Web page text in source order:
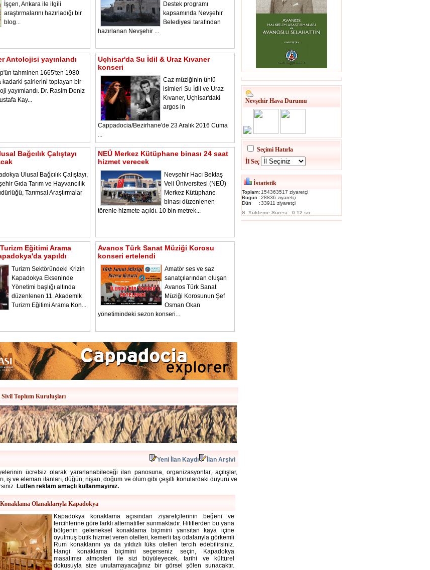
İşçen, Ankara ile ilgili
araştırmalarını hazırladığı bir
blog...
Destek programı
kapsamında Nevşehir
Belediyesi tarafından
hazırlanan Nevşehir ...
Antolojisi yayınlandı
tahminen 1665'ten 1980
kadarki şairlerini toplayan bir
yayımlandı. Dr. Rasim Deniz
Kay...
Uçhisar'da Su İdil & Uraz Kıvaner
konseri
Caz müziğinin ünlü
isimleri Su İdil ve Uraz
Kıvaner, Uçhisar'daki
argos in
Cappadocia/Bezirhane'de 23 Aralık 2016 Cuma
...
Bağcılık Çalıştayı
Ulusal Bağcılık Çalıştayı,
Gıda Tarım ve Hayvancılık
Tarımsal Araştırmalar
NEÜ Merkez Kütüphane binası 24 saat
hizmet verecek
Nevşehir Hacı Bektaş
Veli Üniversitesi (NEÜ)
Merkez Kütüphane
binası düzenlenen
törenle hizmete açıldı. 10 bin metrek...
Eğitimi Arama
yapıldı
Turizm Sektöründeki Krizin
Kapadokya Ekseninde
Yönetimi başlığı altında
düzenlenen 11. Akademik
Turizm Eğitimi Arama Kon...
Avanos Türk Sanat Müziği Korosu
konseri ertelendi
Amatör ses ve saz
sanatçılarından oluşan
Avanos Türk Sanat
Müziği Korosunun Şef
Osman Okan
yönetimindeki sezon konseri...
Sivil Toplum Kuruluşları
Yeni İlan Kaydı
İlan Arşivi
ücretsiz olarak yararlanabileceği ilan panosuna, organizasyonlar, açılışlar,
iş ve eleman ilanları, düğün, nişan, doğum ve ölüm gibi çeşitli konulardaki duyuru ve
Lütfen reklam amaçlı kullanmayınız.
Olanaklarıyla Kapadokya
Kapadokya konaklama
açısından ziyaretçilerinin beğeni ve
tercihlerine göre farklı alternatifler sunmaktadır. Hititlerden bu yana
bölgenin geleneksel konaklama biçimini yansıtan kaya içine
oyulmuş butik hizmet veren otelleri, kemerli taş odalarıyla görkemli
Rum konaklarını ya da yıldızlı lüks otelleri tercih edebilirsiniz.
Hangi konaklama biçimini seçerseniz seçin, Kapadokya
masalımsı atmosferi ile sizi büyüleyecek, tarihi ve kültürel
dokusuyla size unutamayacağınız bir görsel şölen sunacaktır.
Nevşehir Hava Durumu
Seçimi Hatırla
İl Seç
İstatistik
Toplam: 154363517 ziyaretçi
Bugün :28836 ziyaretçi
Dün
:33911 ziyaretçi
S. Yükleme Süresi : 0.12 sn